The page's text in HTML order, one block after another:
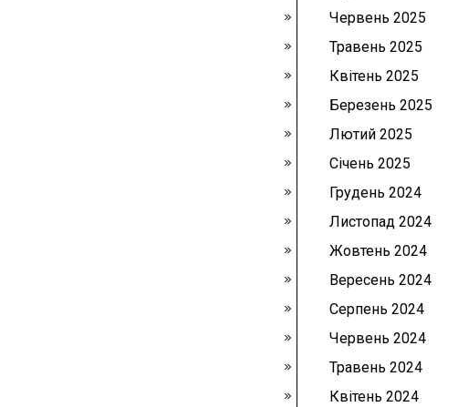
Червень 2025
Травень 2025
Квітень 2025
Березень 2025
Лютий 2025
Січень 2025
Грудень 2024
Листопад 2024
Жовтень 2024
Вересень 2024
Серпень 2024
Червень 2024
Травень 2024
Квітень 2024